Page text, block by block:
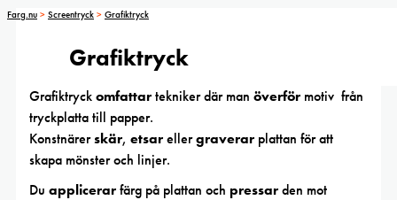
Farg.nu > Screentryck > Grafiktryck
Grafiktryck
Grafiktryckomfattartekniker där man överför motiv från
tryckplatta till papper.
Konstnärerskär, etsarellergraverar plattan för att
skapa mönster och linjer.
Du applicerarfärg på plattan och pressarden mot